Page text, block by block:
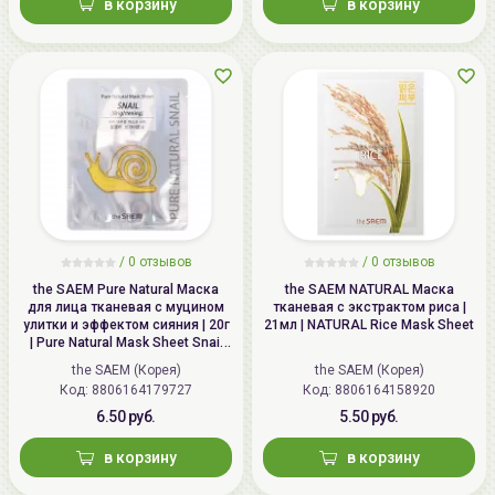
Специальная форма и размер патча, с еще большим
количеством игл, полностью покрывает скулы и
зону под глазами для глобального омоложения
средней трети лица.
Средство не содержит консервантов, отдушек,
в корзину в корзину
/ 0 отзывов
the SAEM Pure Natural Маска
для лица тканевая с муцином
улитки и эффектом сияния | 20г
| Pure Natural Mask Sheet Snail
Brightening
the SAEM (Корея)
Код: 8806164179727
6.50 руб.
в корзину
/ 0 отзывов
the SAEM NATURAL Маска
тканевая с экстрактом риса |
21мл | NATURAL Rice Mask Sheet
the SAEM (Корея)
Код: 8806164158920
5.50 руб.
в корзину